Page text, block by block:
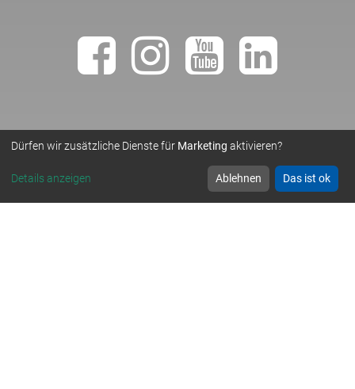
Dürfen wir zusätzliche Dienste für Marketing aktivieren?
Details anzeigen Ablehnen Das ist ok